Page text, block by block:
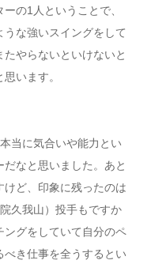
の1人ということで、
な強いスイングをして
やらないといけないと
います。
当に気合いや能力とい
なと思いました。あと
ど、印象に残ったのは
久我山）投手もですか
ングをしていて自分のペ
き仕事を全うするとい